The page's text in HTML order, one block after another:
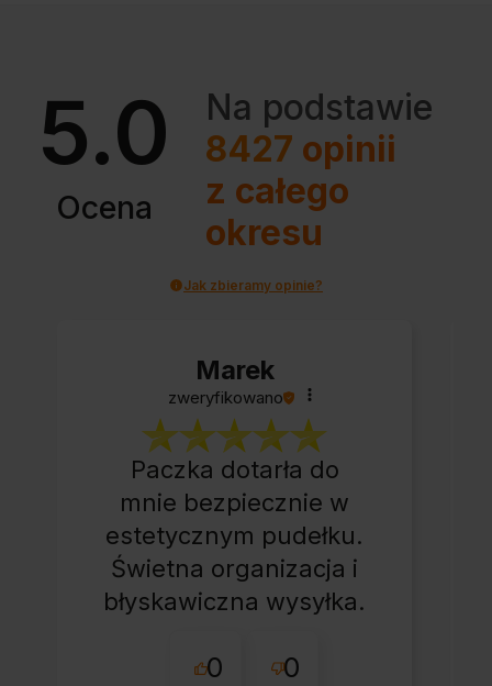
5.0
Ocena
Na podstawie
8427 opinii
z całego
okresu
Jak zbieramy opinie?
Marek
zweryfikowano
Paczka dotarła do
mnie bezpiecznie w
estetycznym pudełku.
Świetna organizacja i
błyskawiczna wysyłka.
sklepu nie pierwszy
0 0